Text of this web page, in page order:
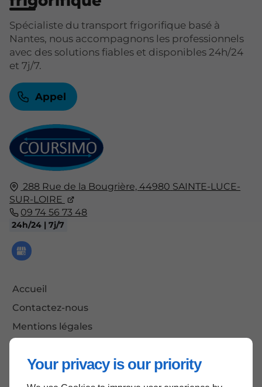
Your privacy is our priority
288 Rue de la Bougrière,44980 SAINTE-LUCE-
SUR-LOIRE
09 74 56 73 48
24h/24 | 7j/7
Accueil
Contactez-nous
Mentions légales
Spécialiste du transport frigorifique basé à
Nantes, nous accompagnons les professionnels
avec des solutions fiables et disponibles 24h/24
et 7j/7.
Appel